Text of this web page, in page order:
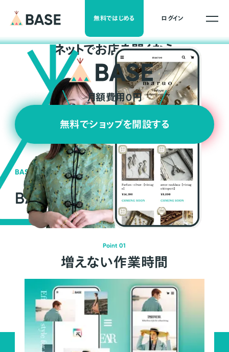
無料ではじめる ログイン
ネットでお店を開くなら
月額費用0円
無料でショップを開設する
BASEの強み
BASEが強い3つの理由
Point 01
増えない作業時間